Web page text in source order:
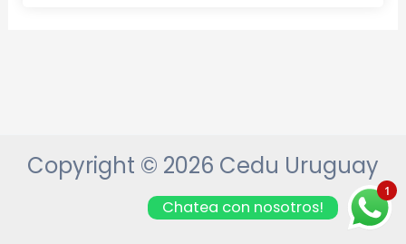
Copyright © 2026 Cedu Uruguay
1
Chatea con nosotros!